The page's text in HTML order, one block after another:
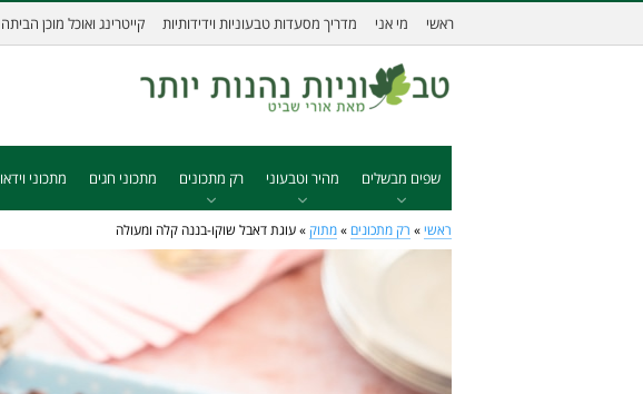
ראשי מי אני מדריך מסעדות טבעוניות וידידותיות קייטרינג ואוכל מוכן הביתה
שפים מבשלים מהיר וטבעוני רק מתכונים מתכוני חגים מתכוני וידאו
ראשי » רק מתכונים » מתוק » עוגת דאבל שוקו-בננה קלה ומעולה